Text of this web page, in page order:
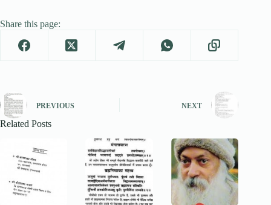
Share this page:
PREVIOUS NEXT
Related Posts